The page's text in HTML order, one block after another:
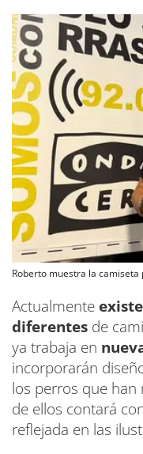
Roberto muestra la
Actualmente
diferentes de
ya trabaja en
incorporarán
los perros que han
de ellos contará
reflejada en las